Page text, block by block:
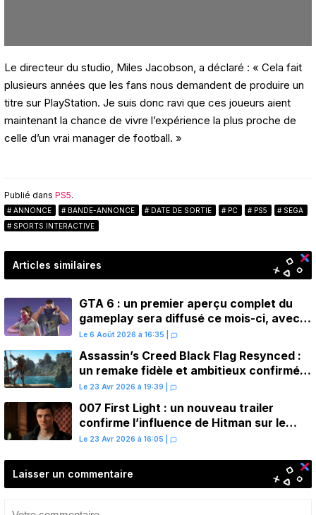
Le directeur du studio, Miles Jacobson, a déclaré : « Cela fait
plusieurs années que les fans nous demandent de produire un
titre sur PlayStation. Je suis donc ravi que ces joueurs aient
maintenant la chance de vivre l’expérience la plus proche de
celle d’un vrai manager de football. »
Publié dans PS5.
ANNONCE BANDE-ANNONCE DATE DE SORTIE PC PS5
SEGA
SPORTS INTERACTIVE
Articles similaires
GTA 6 : un premier aperçu complet du
gameplay sera diffusé ce mois-ci, avec
une avant-première sur Netflix
Le 6 Août 2026 à 16:35
Assassin’s Creed Black Flag Resynced :
un remake fidèle et ambitieux confirmé
pour juillet sur PS5
Le 23 Avr 2026 à 19:39
007 First Light : un nouveau trailer
confirme l’influence de Hitman sur le
gameplay
Le 23 Avr 2026 à 16:05
Laisser un commentaire